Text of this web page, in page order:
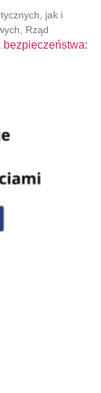
jak i
Rząd
bezpieczeństwa: